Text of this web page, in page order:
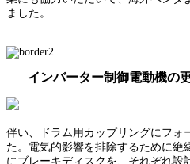
ました。
インバーター制御電動機の
伴い、ドラム用カップリングにフォ
た。電気的影響を排除するために絶
にブレーキディスクを、それぞれ設